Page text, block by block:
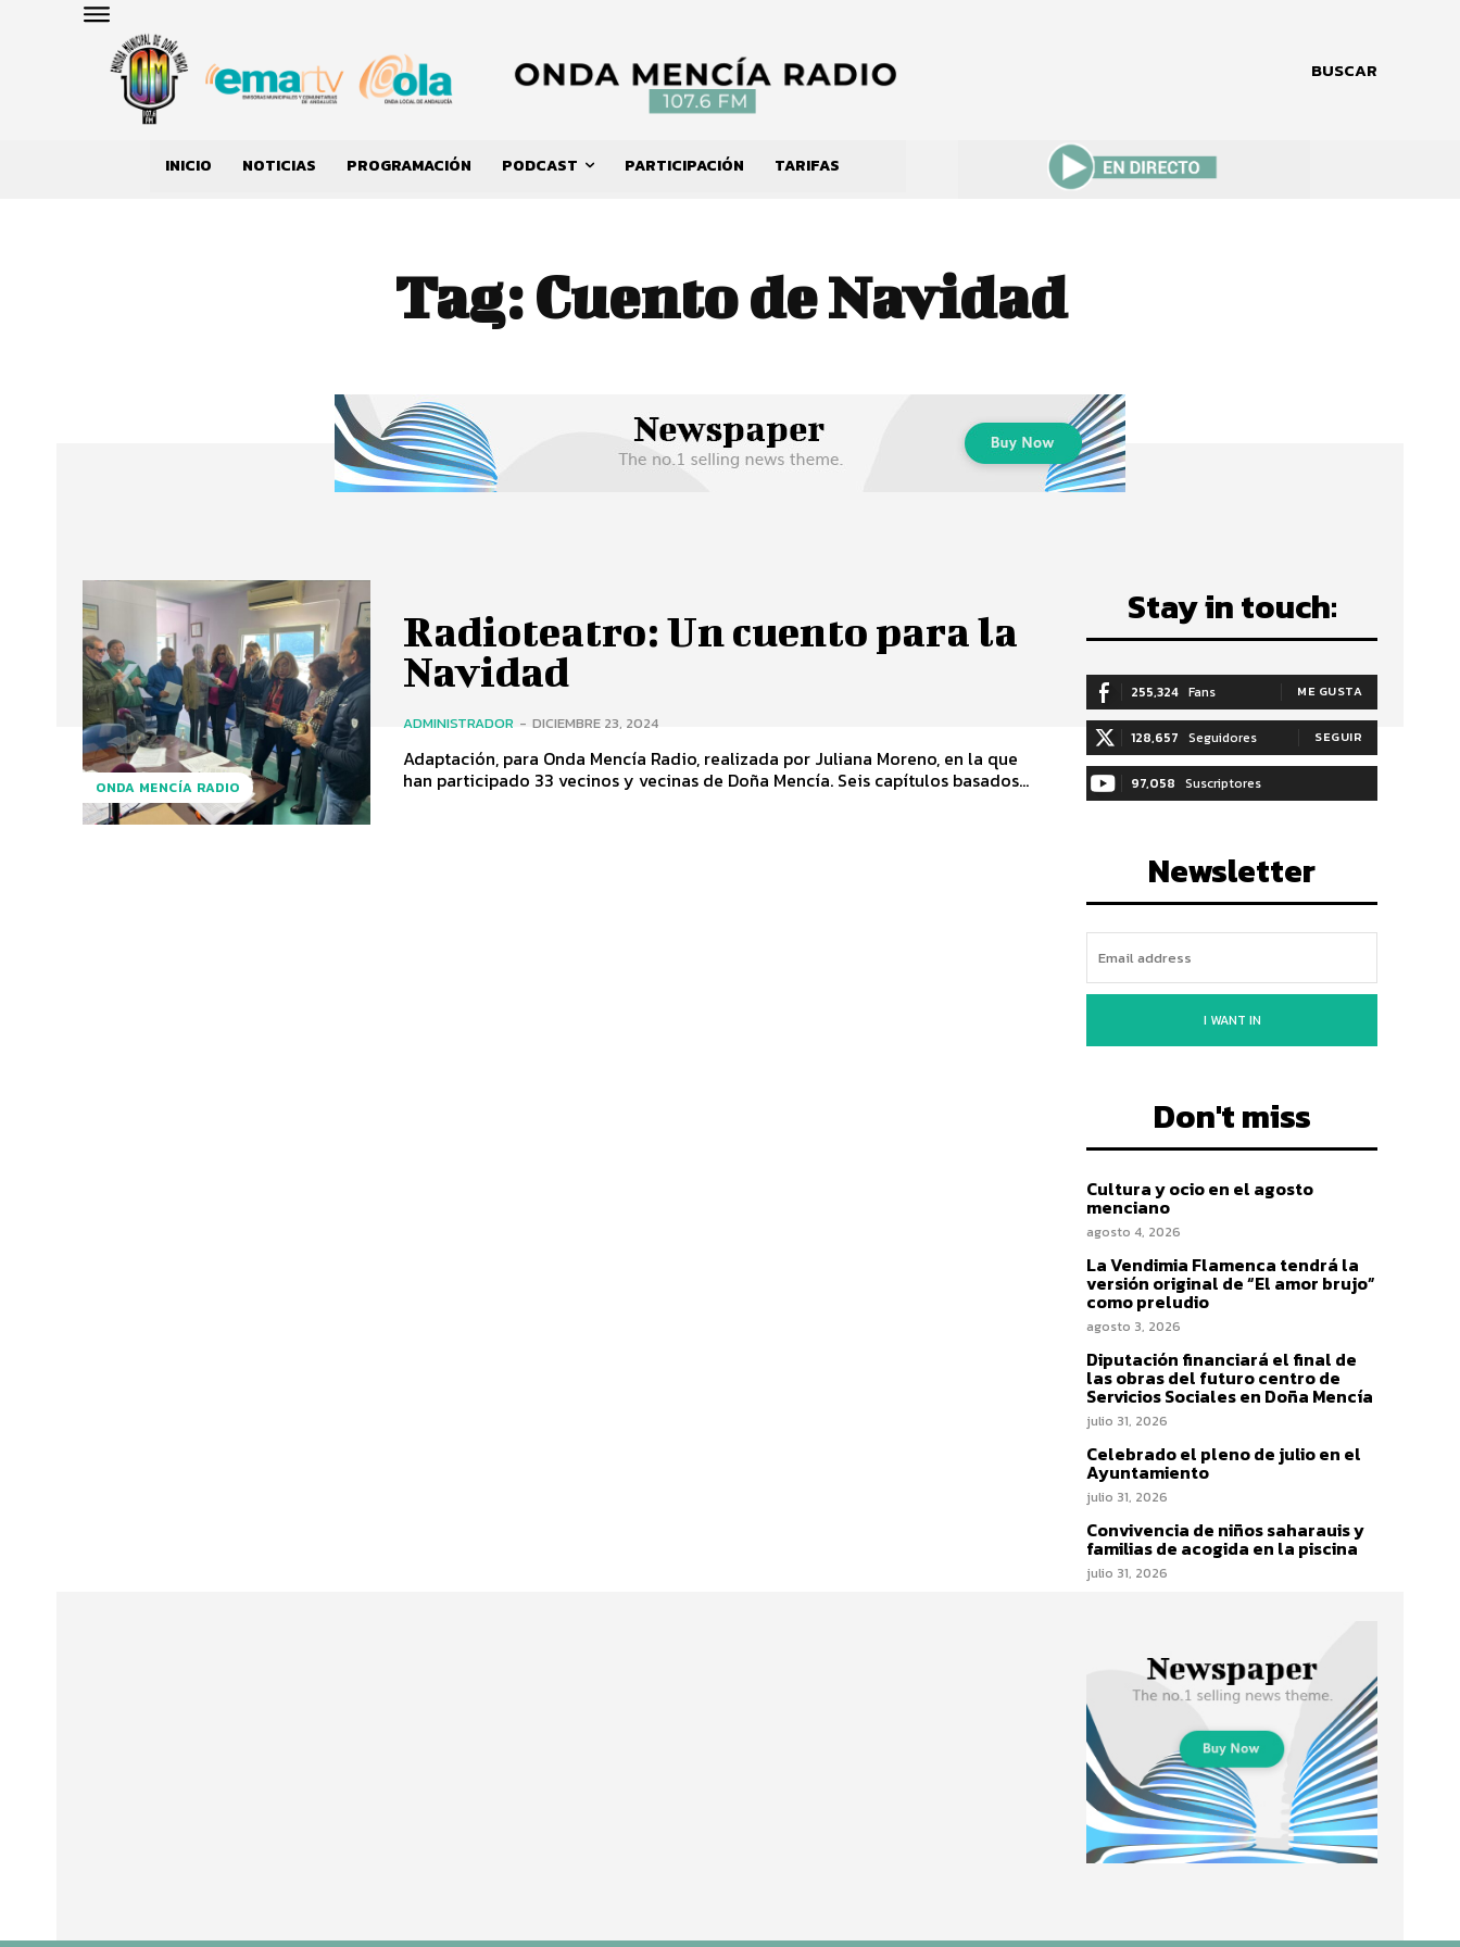
BUSCAR
INICIO NOTICIAS PROGRAMACIÓN PODCAST PARTICIPACIÓN TARIFAS
Tag:Cuento de Navidad
ONDA MENCÍA RADIO
Radioteatro: Un cuento para la
Navidad
ADMINISTRADOR - DICIEMBRE 23, 2024
Adaptación, para Onda Mencía Radio, realizada por Juliana Moreno, en la que
han participado 33 vecinos y vecinas de Doña Mencía. Seis capítulos basados...
Stay in touch:
255,324 Fans ME GUSTA
128,657 Seguidores SEGUIR
97,058 Suscriptores
Newsletter
I WANT IN
Don't miss
Cultura y ocio en el agosto
menciano
agosto 4, 2026
La Vendimia Flamenca tendrá la
versión original de “El amor brujo”
como preludio
agosto 3, 2026
Diputación financiará el final de
las obras del futuro centro de
Servicios Sociales en Doña Mencía
julio 31, 2026
Celebrado el pleno de julio en el
Ayuntamiento
julio 31, 2026
Convivencia de niños saharauis y
familias de acogida en la piscina
julio 31, 2026